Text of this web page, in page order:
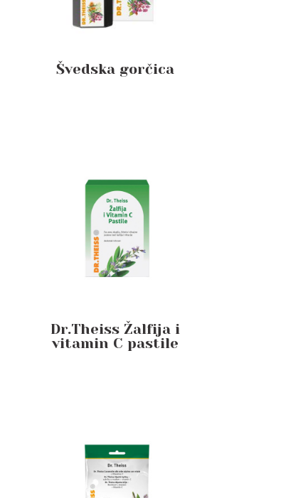
Švedska gorčica
Dr.Theiss Žalfija i
vitamin C pastile